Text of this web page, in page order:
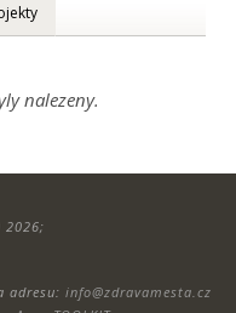
nalezeny.
adresu: info@zdravamesta.cz
2026;